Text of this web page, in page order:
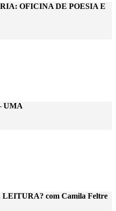
OFICINA DE POESIA E
UMA
com Camila Feltre